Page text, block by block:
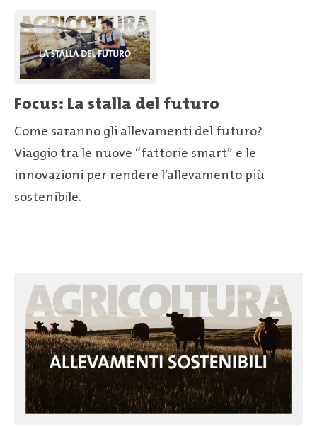
Focus: La stalla del futuro
Come saranno gli allevamenti del futuro?
Viaggio tra le nuove “fattorie smart” e le
innovazioni per rendere l’allevamento più
sostenibile.